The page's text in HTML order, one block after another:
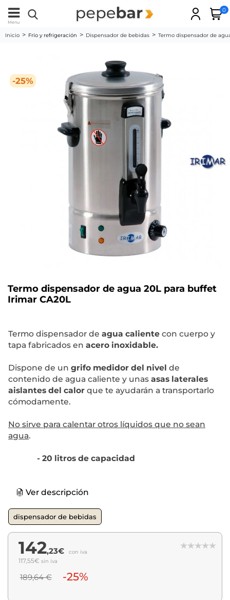
Menu
0
Inicio Frío y refrigeración Dispensador de bebidas Termo dispensador de
-25%
Termo dispensador de agua 20L para buffet
Irimar CA20L
Termo dispensador de agua caliente con cuerpo y
tapa fabricados en acero inoxidable.
Dispone de un grifo medidor del nivel de
contenido de agua caliente y unas asas laterales
aislantes del calor que te ayudarán a transportarlo
cómodamente.
No sirve para calentar otros líquidos que no sean
agua.
- 20 litros de capacidad
Ver descripción
dispensador de bebidas
142,23€ con iva
117,55€ sin iva
189,64 € -25%